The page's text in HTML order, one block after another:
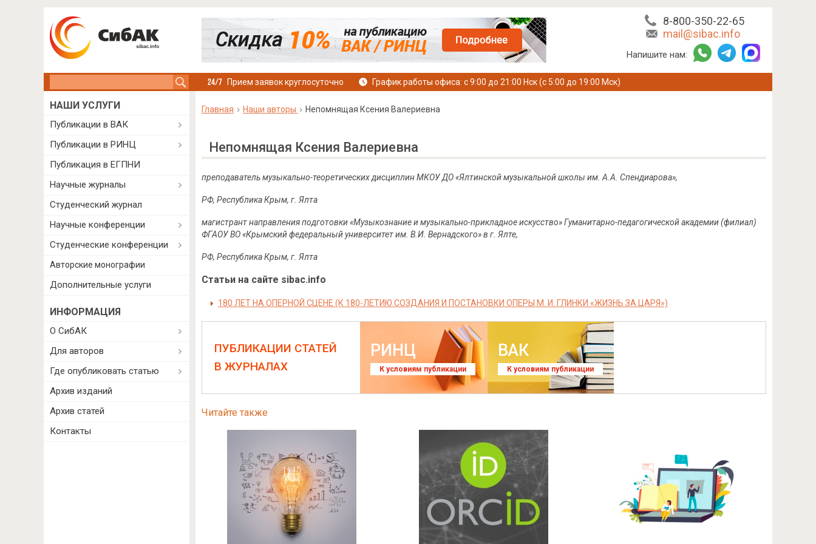
8-800-350-22-65
mail@sibac.info
Напишите нам:
Прием заявок круглосуточно График работы офиса: с 9:00 до 21:00 Нск (с 5:00 до 19:00 Мск)
Главная Наши авторы Непомнящая Ксения Валериевна
Непомнящая Ксения Валериевна
преподаватель музыкально-теоретических дисциплин МКОУ ДО «Ялтинской музыкальной школы им. А.А. Спендиарова»,
РФ, Республика Крым, г. Ялта
магистрант направления подготовки «Музыкознание и музыкально-прикладное искусство» Гуманитарно-педагогической академии (филиал)
ФГАОУ ВО «Крымский федеральный университет им. В.И. Вернадского» в г. Ялте,
РФ, Республика Крым, г. Ялта
Статьи на сайте sibac.info
180 ЛЕТ НА ОПЕРНОЙ СЦЕНЕ (К 180-ЛЕТИЮ СОЗДАНИЯ И ПОСТАНОВКИ ОПЕРЫ М. И. ГЛИНКИ «ЖИЗНЬ ЗА ЦАРЯ»)
ПУБЛИКАЦИИ СТАТЕЙ
В ЖУРНАЛАХ
РИНЦ
К условиям публикации
ВАК
К условиям публикации
Читайте также
НАШИ УСЛУГИ
Публикации в ВАК
Публикации в РИНЦ
Публикация в ЕГПНИ
Научные журналы
Студенческий журнал
Научные конференции
Студенческие конференции
Авторские монографии
Дополнительные услуги
ИНФОРМАЦИЯ
О СибАК
Для авторов
Где опубликовать статью
Архив изданий
Архив статей
Контакты